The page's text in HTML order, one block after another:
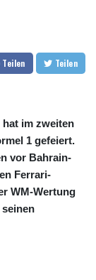
Teilen Teilen
hat im zweiten
1 gefeiert.
vor Bahrain-
Ferrari-
WM-Wertung